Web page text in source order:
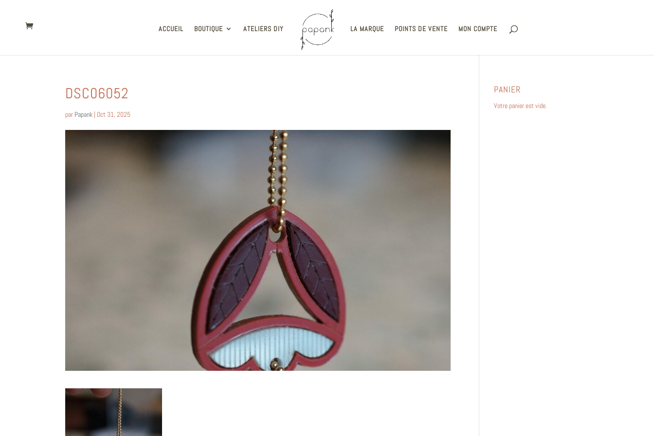
ACCUEIL BOUTIQUE ATELIERS DIY LA MARQUE POINTS DE VENTE MON COMPTE
DSC06052
par Papank | Oct 31, 2025
PANIER
Votre panier est vide.